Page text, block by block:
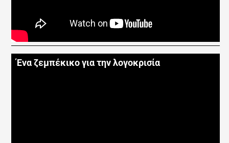
Ένα ζεμπέκικο για την λογοκρισία